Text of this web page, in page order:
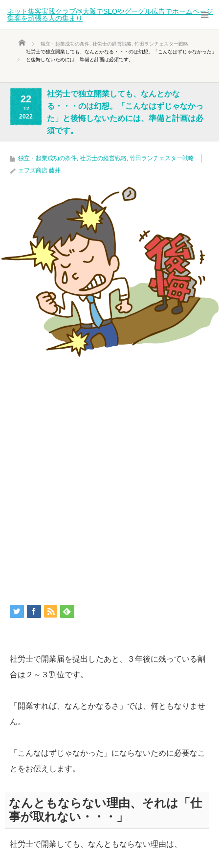
ネット集客実践クラブ@大阪でSEOやグーグル広告でホームページ
集客を頑張る人の集まり
ホーム 独立・起業成功の条件, 社労士の経営戦略, 竹田ランチェスター戦略
社労士で独立開業しても、なんとかなる・・・のは幻想。「こんなはずじゃなかった」
と後悔しないためには、準備と計画は必須です。
22
12
2022
社労士で独立開業しても、なんとかな
る・・・のは幻想。「こんなはずじゃなかっ
た」と後悔しないためには、準備と計画は必
須です。
独立・起業成功の条件, 社労士の経営戦略, 竹田ランチェスター戦略
エフズ商店 藤井
社労士で開業届を提出したあと、３年後に残っている割
合は２～３割位です。
「開業すれば、なんとかなるさ」では、何ともなりませ
ん。
「こんなはずじゃなかった」にならないために必要なこ
とをお伝えします。
なんともならない理由、それは「仕
事が取れない・・・」
社労士で開業しても、なんともならない理由は、